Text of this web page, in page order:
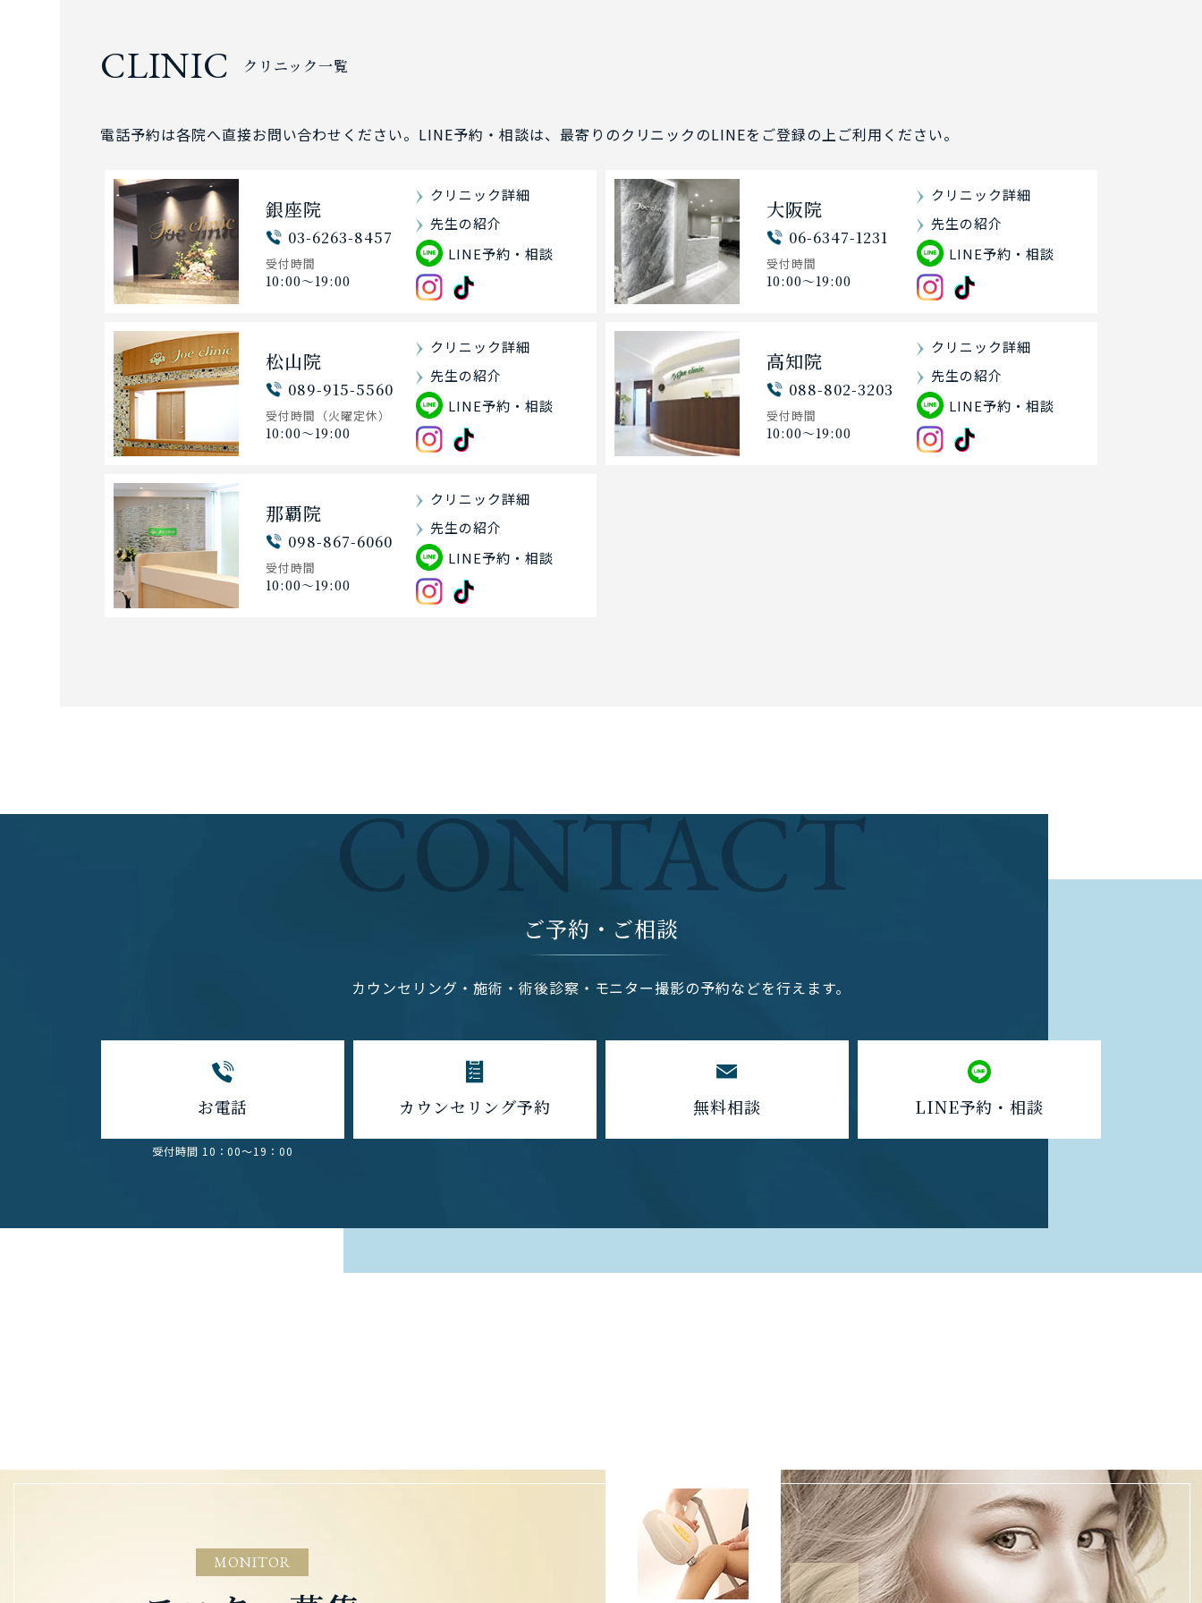
CLINIC クリニック一覧
電話予約は各院へ直接お問い合わせください。 LINE予約・相談は、最寄りのクリニックのLINEをご登録の上ご利用ください。
銀座院
03-6263-8457
受付時間
10:00〜19:00
クリニック詳細
先生の紹介
LINE予約・相談
大阪院
06-6347-1231
受付時間
10:00〜19:00
クリニック詳細
先生の紹介
LINE予約・相談
松山院
089-915-5560
受付時間 （火曜定休）
10:00〜19:00
クリニック詳細
先生の紹介
LINE予約・相談
高知院
088-802-3203
受付時間
10:00〜19:00
クリニック詳細
先生の紹介
LINE予約・相談
那覇院
098-867-6060
受付時間
10:00〜19:00
クリニック詳細
先生の紹介
LINE予約・相談
CONTACT
ご予約・ご相談
カウンセリング・施術・術後診察・モニター撮影の予約などを行えます。
お電話
受付時間 10：00～19：00
カウンセリング予約 無料相談 LINE予約・相談
MONITOR